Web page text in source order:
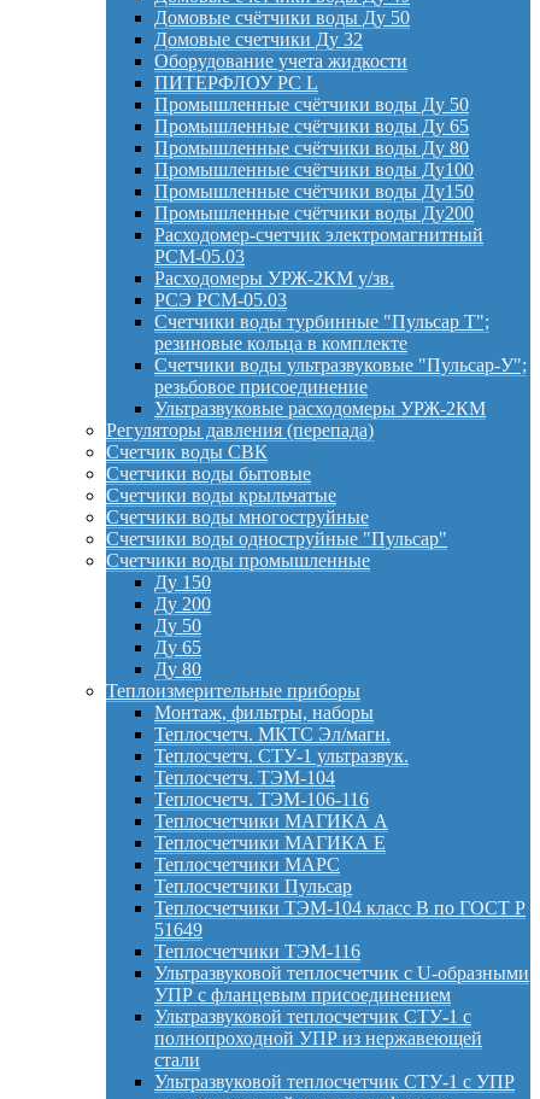
Домовые счётчики воды Ду 50
Домовые счетчики Ду 32
Оборудование учета жидкости
ПИТЕРФЛОУ РС L
Промышленные счётчики воды Ду 50
Промышленные счётчики воды Ду 65
Промышленные счётчики воды Ду 80
Промышленные счётчики воды Ду100
Промышленные счётчики воды Ду150
Промышленные счётчики воды Ду200
Расходомер-счетчик электромагнитный
РСМ-05.03
Расходомеры УРЖ-2КМ у/зв.
РСЭ РСМ-05.03
Счетчики воды турбинные "Пульсар Т";
резиновые кольца в комплекте
Счетчики воды ультразвуковые "Пульсар-У";
резьбовое присоединение
Ультразвуковые расходомеры УРЖ-2КМ
Регуляторы давления (перепада)
Счетчик воды СВК
Счетчики воды бытовые
Счетчики воды крыльчатые
Счетчики воды многоструйные
Счетчики воды одноструйные "Пульсар"
Счетчики воды промышленные
Ду 150
Ду 200
Ду 50
Ду 65
Ду 80
Теплоизмерительные приборы
Монтаж, фильтры, наборы
Теплосчетч. МКТС Эл/магн.
Теплосчетч. СТУ-1 ультразвук.
Теплосчетч. ТЭМ-104
Теплосчетч. ТЭМ-106-116
Теплосчетчики МАГИКА А
Теплосчетчики МАГИКА Е
Теплосчетчики МАРС
Теплосчетчики Пульсар
Теплосчетчики ТЭМ-104 класс B по ГОСТ Р
51649
Теплосчетчики ТЭМ-116
Ультразвуковой теплосчетчик с U-образными
УПР с фланцевым присоединением
Ультразвуковой теплосчетчик СТУ-1 с
полнопроходной УПР из нержавеющей
стали
Ультразвуковой теплосчетчик СТУ-1 с УПР